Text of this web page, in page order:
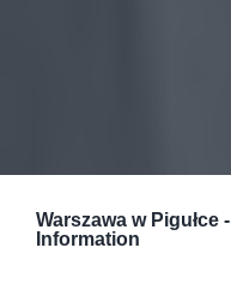
Warszawa w Pigułce -
Information